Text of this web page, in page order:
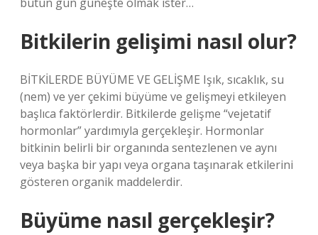
Bitkilerin gelişimi nasıl olur?
BİTKİLERDE BÜYÜME VE GELİŞME Işık, sıcaklık, su
(nem) ve yer çekimi büyüme ve gelişmeyi etkileyen
başlıca faktörlerdir. Bitkilerde gelişme “vejetatif
hormonlar” yardımıyla gerçekleşir. Hormonlar
bitkinin belirli bir organında sentezlenen ve aynı
veya başka bir yapı veya organa taşınarak etkilerini
gösteren organik maddelerdir.
Büyüme nasıl gerçekleşir?